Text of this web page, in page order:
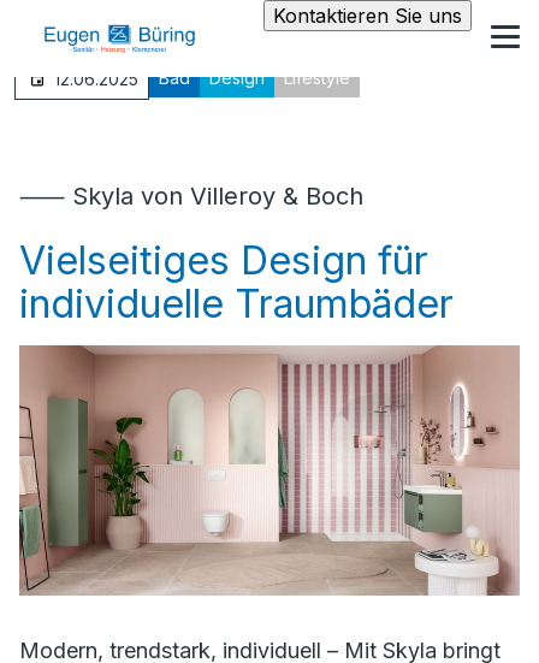
Kontaktieren Sie uns
12.06.2025 Bad Design Lifestyle
⸺ Skyla von Villeroy & Boch
Vielseitiges Design für
individuelle Traumbäder
Modern, trendstark, individuell – Mit Skyla bringt